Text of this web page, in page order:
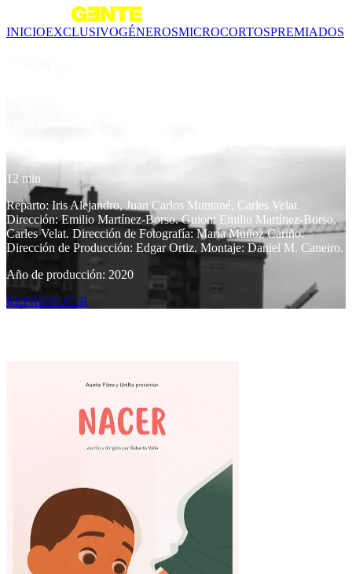
INICIOEXCLUSIVOGÉNEROSMICROCORTOSPREMIADOS
12 min
Reparto: Iris Alejandro, Juan Carlos Muntané, Carles Velat.
Dirección: Emilio Martínez-Borso. Guion: Emilio Martínez-Borso,
Carles Velat. Dirección de Fotografía: María Muñoz Cariño.
Dirección de Producción: Edgar Ortiz. Montaje: Daniel M. Caneiro.
Año de producción: 2020
REPRODUCIR